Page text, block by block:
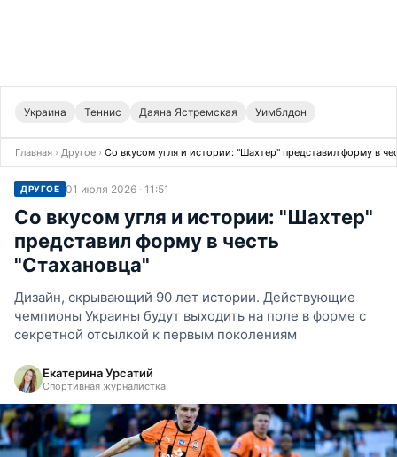
Украина Теннис Даяна Ястремская Уимблдон
Главная › Другое › Со вкусом угля и истории: "Шахтер" представил форму в
ДРУГОЕ 01 июля 2026 · 11:51
Со вкусом угля и истории: "Шахтер"
представил форму в честь
"Стахановца"
Дизайн, скрывающий 90 лет истории. Действующие
чемпионы Украины будут выходить на поле в форме с
секретной отсылкой к первым поколениям
Екатерина Урсатий
Спортивная журналистка